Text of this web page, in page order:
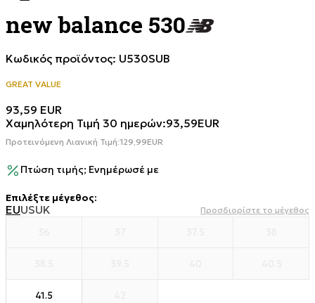
new balance 530
Κωδικός προϊόντος: U530SUB
GREAT VALUE
93,59 EUR
Χαμηλότερη Τιμή 30 ημερών:93,59EUR
Προτεινόμενη Λιανική Τιμή:129,99EUR
Πτώση τιμής; Ενημέρωσέ με
Επιλέξτε μέγεθος:
EUUSUK Προσδιορίστε το μέγεθος
41.5